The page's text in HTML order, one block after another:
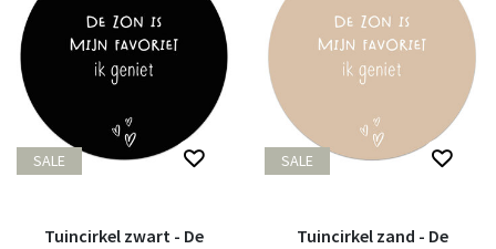
SALE
Tuincirkel zwart - De
SALE
Tuincirkel zand - De